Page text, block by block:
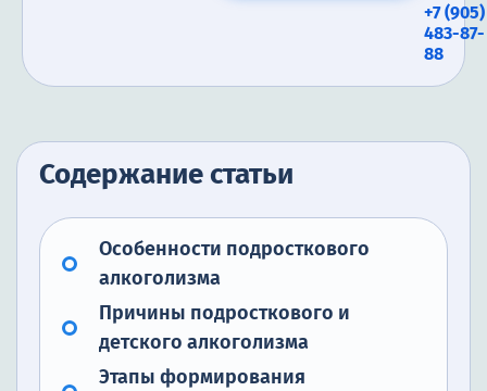
+7 (905)
483-87-
88
Содержание статьи
Особенности подросткового
алкоголизма
Причины подросткового и
детского алкоголизма
Этапы формирования